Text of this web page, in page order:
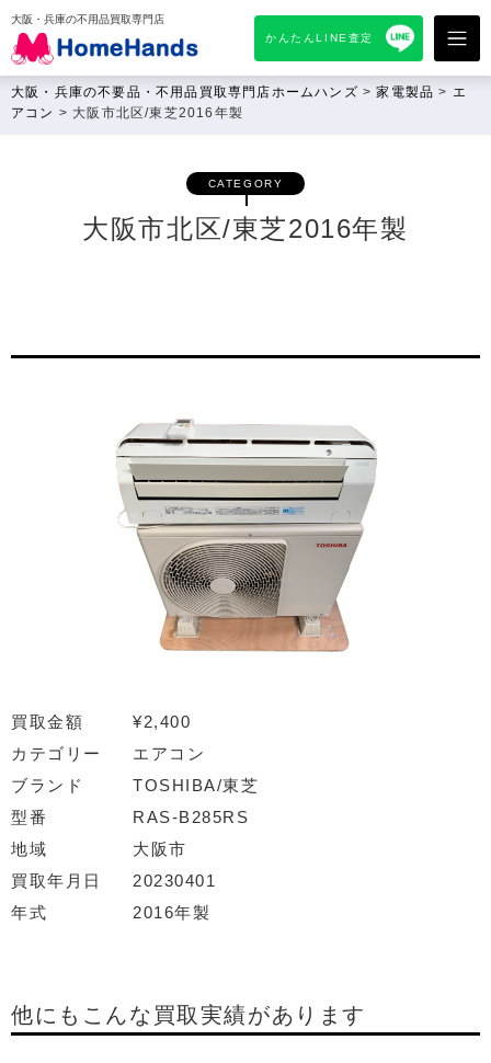
大阪・兵庫の不用品買取専門店
かんたんLINE査定
大阪・兵庫の不要品・不用品買取専門店ホームハンズ >家電製品 > エ
アコン > 大阪市北区/東芝2016年製
CATEGORY
大阪市北区/東芝2016年製
買取金額
¥2,400
カテゴリー
エアコン
ブランド
TOSHIBA/東芝
型番
RAS-B285RS
地域
大阪市
買取年月日
20230401
年式
2016年製
他にもこんな買取実績があります